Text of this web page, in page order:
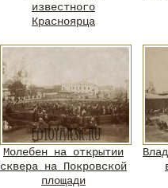
известного
Красноярца
Молебен на открытии
сквера на Покровской
площади